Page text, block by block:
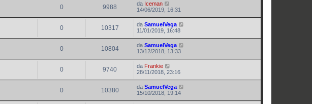
0 9988 da Iceman
14/06/2019, 16:31
0 10317 da SamuelVega
11/01/2019, 16:48
0 10804 da SamuelVega
13/12/2018, 13:33
0 9740 da Frankie
28/11/2018, 23:16
0 10380 da SamuelVega
15/10/2018, 19:14